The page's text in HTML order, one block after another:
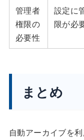
管理者
権限の
必要性
設定に
限が必
まとめ
自動アーカイブを